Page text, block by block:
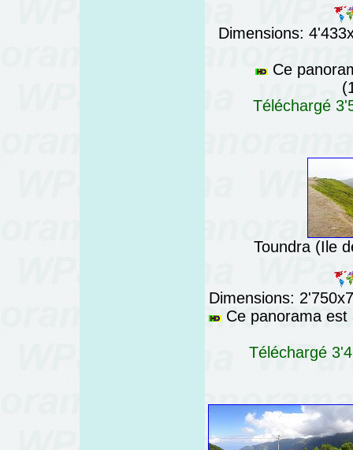
Dimensions:
Ce
Téléchargé
Toundra (Ile
Dimensions:
Ce panorama est
Téléchargé